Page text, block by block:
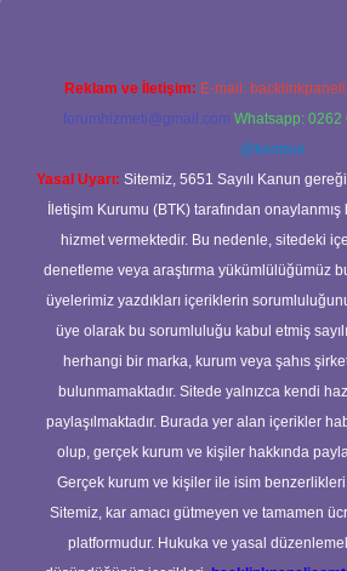
Reklam ve İletişim: E-mail:
forumhizmeti@gmail.com Whatsapp: 0262
@karabul
Yasal Uyarı: Sitemiz, 5651 Sayılı Kanun
İletişim Kurumu (BTK) tarafından onaylanmış
hizmet vermektedir. Bu nedenle, sitedeki
denetleme veya araştırma yükümlülüğümüz
üyelerimiz yazdıkları içeriklerin
üye olarak bu sorumluluğu kabul etmiş
herhangi bir marka, kurum veya şahıs
bulunmamaktadır. Sitede yalnızca kendi
paylaşılmaktadır. Burada yer alan içerikler
olup, gerçek kurum ve kişiler hakkında
Gerçek kurum ve kişiler ile isim
Sitemiz, kar amacı gütmeyen ve tamamen
platformudur. Hukuka ve yasal